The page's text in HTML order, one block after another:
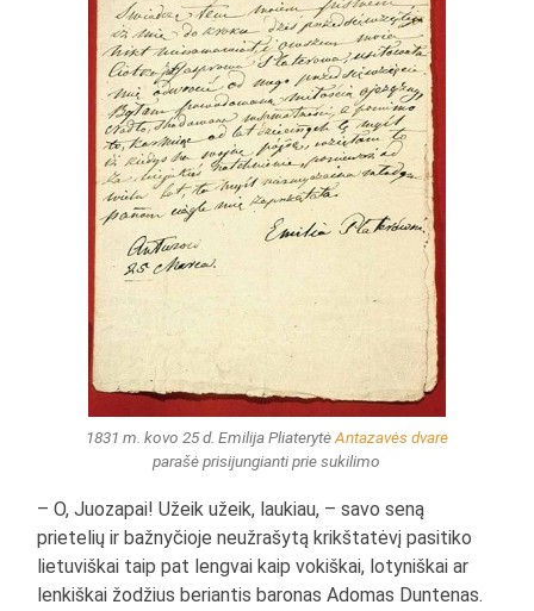
1831 m. kovo 25 d. Emilija PliaterytėAntazavės dvare
parašė prisijungianti prie sukilimo
– O, Juozapai! Užeik užeik, laukiau, – savo seną
prietelių ir bažnyčioje neužrašytą krikštatėvį pasitiko
lietuviškai taip pat lengvai kaip vokiškai, lotyniškai ar
lenkiškai žodžius beriantis baronas Adomas Duntenas.